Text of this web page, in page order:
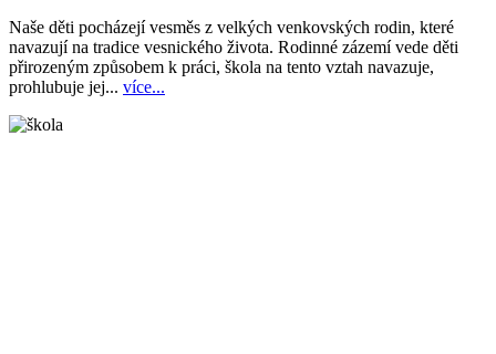
Naše děti pocházejí vesměs z velkých venkovských rodin, které
navazují na tradice vesnického života. Rodinné zázemí vede děti
přirozeným způsobem k práci, škola na tento vztah navazuje,
prohlubuje jej... více...